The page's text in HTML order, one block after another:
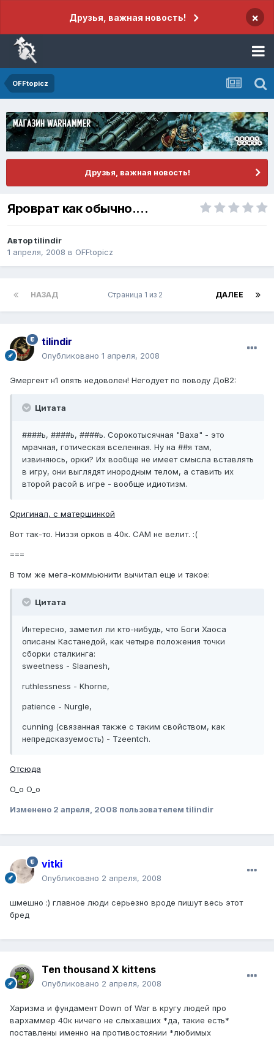
Друзья, важная новость! ×
OFFtopicz
Друзья, важная новость!
Яроврат как обычно....
Авторtilindir
1 апреля, 2008 в OFFtopicz
НАЗАД ДАЛЕЕ
Страница 1 из 2
tilindir
Опубликовано 1 апреля, 2008
Эмергент н1 опять недоволен! Негодует по поводу ДоВ2:
Цитата
####ь, ####ь, ####ь. Сорокотысячная "Ваха" - это
мрачная, готическая вселенная. Ну на ##я там,
извиняюсь, орки? Их вообще не имеет смысла вставлять
в игру, они выглядят инородным телом, а ставить их
второй расой в игре - вообще идиотизм.
Оригинал, с матершинкой
Вот так-то. Низзя орков в 40к. САМ не велит. :(
===
В том же мега-коммьюнити вычитал еще и такое:
Цитата
Интересно, заметил ли кто-нибудь, что Боги Хаоса
описаны Кастанедой, как четыре положения точки
сборки сталкинга:
sweetness - Slaanesh,
ruthlessness - Khorne,
patience - Nurgle,
cunning (связанная также с таким свойством, как
непредсказуемость) - Tzeentch.
Отсюда
O_o O_o
Изменено 2 апреля, 2008 пользователем tilindir
vitki
Опубликовано 2 апреля, 2008
шмешно :) главное люди серьезно вроде пишут весь этот
бред
Ten thousand X kittens
Опубликовано 2 апреля, 2008
Харизма и фундамент Down of War в кругу людей про
вархаммер 40к ничего не слыхавших *да, такие есть*
поставлены именно на противостоянии *любимых